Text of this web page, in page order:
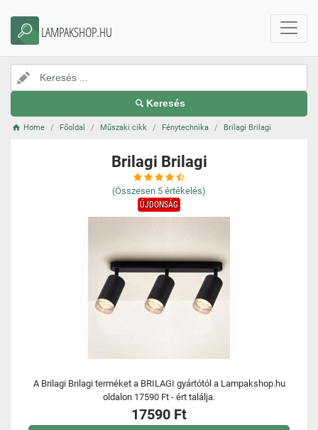
LAMPAKSHOP.HU
Keresés
Home Főoldal Műszaki cikk Fénytechnika Brilagi Brilagi
Brilagi Brilagi
(Összesen 5 értékelés)
ÚJDONSÁG
A Brilagi Brilagi terméket a BRILAGI gyártótól a Lampakshop.hu
oldalon 17590 Ft - ért találja.
17590 Ft